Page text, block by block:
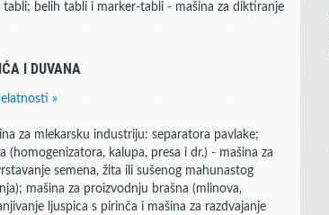
belih tabli i marker-tabli - mašina za diktiranje
I DUVANA
»
za mlekarsku industriju: separatora pavlake;
(homogenizatora, kalupa, presa i dr.) - mašina za
semena, žita ili sušenog mahunastog
mašina za proizvodnju brašna (mlinova,
ljuspica s pirinča i mašina za razdvajanje